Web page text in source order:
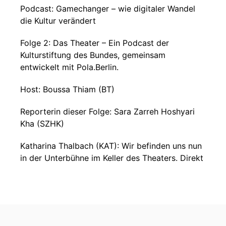
Podcast: Gamechanger – wie digitaler Wandel
die Kultur verändert
Folge 2: Das Theater – Ein Podcast der
Kulturstiftung des Bundes, gemeinsam
entwickelt mit Pola.Berlin.
Host: Boussa Thiam (BT)
Reporterin dieser Folge: Sara Zarreh Hoshyari
Kha (SZHK)
Katharina Thalbach (KAT): Wir befinden uns nun
in der Unterbühne im Keller des Theaters. Direkt